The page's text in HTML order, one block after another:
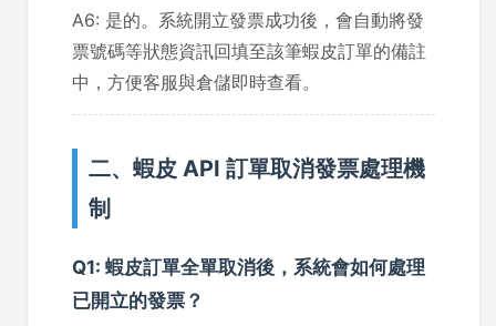
A6: 是的。系統開立發票成功後，會自動將發
票號碼等狀態資訊回填至該筆蝦皮訂單的備註
中，方便客服與倉儲即時查看。
二、蝦皮 API 訂單取消發票處理機
制
Q1: 蝦皮訂單全單取消後，系統會如何處理
已開立的發票？